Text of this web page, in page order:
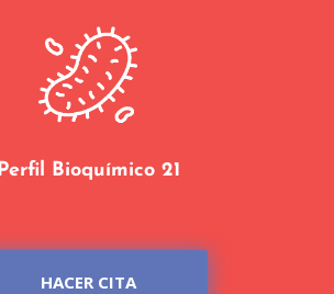
Perfil Bioquímico 21
HACER CITA